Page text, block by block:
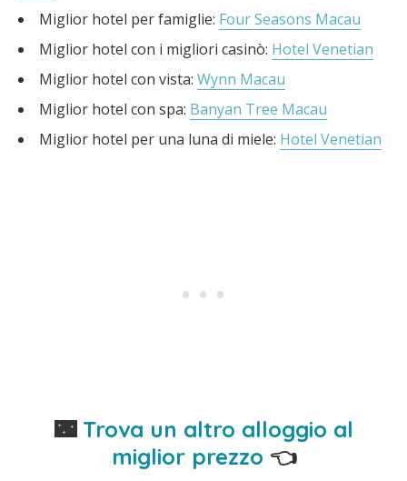
Miglior hotel per famiglie: Four Seasons Macau
Miglior hotel con i migliori casinò: Hotel Venetian
Miglior hotel con vista: Wynn Macau
Miglior hotel con spa: Banyan Tree Macau
Miglior hotel per una luna di miele: Hotel Venetian
🌃 Trova un altro alloggio al
miglior prezzo 👈